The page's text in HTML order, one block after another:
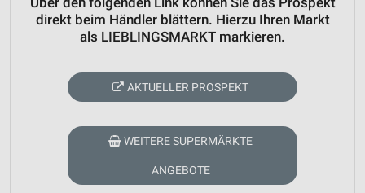
direkt beim Händler blättern. Hierzu Ihren Markt
als LIEBLINGSMARKT markieren.
AKTUELLER PROSPEKT
WEITERE SUPERMÄRKTE
ANGEBOTE